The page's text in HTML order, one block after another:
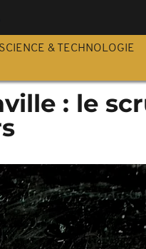
SCIENCE & TECHNOLOGIE
: le